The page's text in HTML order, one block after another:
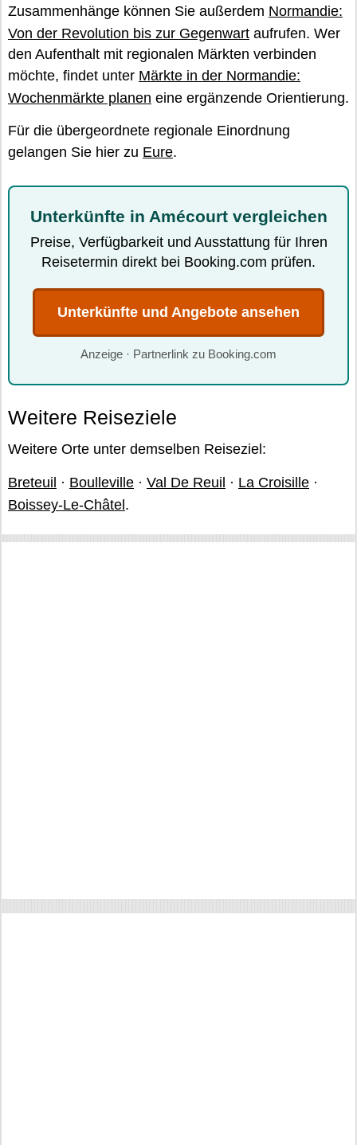
Zusammenhänge können Sie außerdem Normandie:
Von der Revolution bis zur Gegenwart aufrufen. Wer
den Aufenthalt mit regionalen Märkten verbinden
möchte, findet unter Märkte in der Normandie:
Wochenmärkte planen eine ergänzende Orientierung.
Für die übergeordnete regionale Einordnung
gelangen Sie hier zu Eure.
Unterkünfte in Amécourt vergleichen
Preise, Verfügbarkeit und Ausstattung für Ihren
Reisetermin direkt bei Booking.com prüfen.
Unterkünfte und Angebote ansehen
Anzeige · Partnerlink zu Booking.com
Weitere Reiseziele
Weitere Orte unter demselben Reiseziel:
Breteuil · Boulleville · Val De Reuil · La Croisille ·
Boissey-Le-Châtel .